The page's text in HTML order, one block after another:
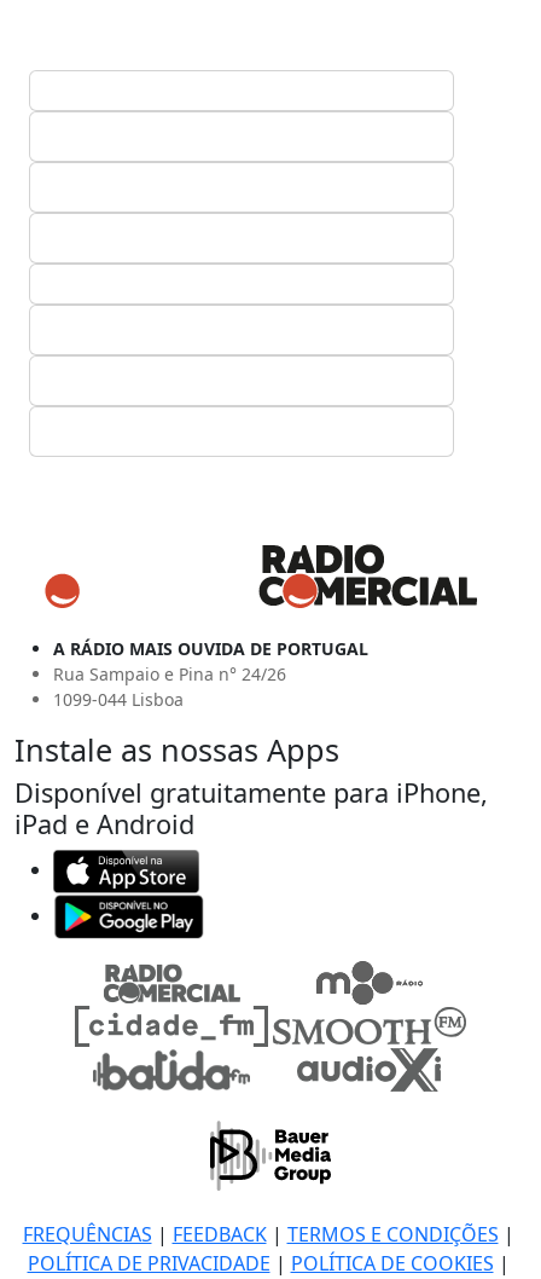
A RÁDIO MAIS OUVIDA DE PORTUGAL
Rua Sampaio e Pina n° 24/26
1099-044 Lisboa
Instale as nossas Apps
Disponível gratuitamente para iPhone,
iPad e Android
FREQUÊNCIAS | FEEDBACK| TERMOS E CONDIÇÕES |
POLÍTICA DE PRIVACIDADE | POLÍTICA DE COOKIES |